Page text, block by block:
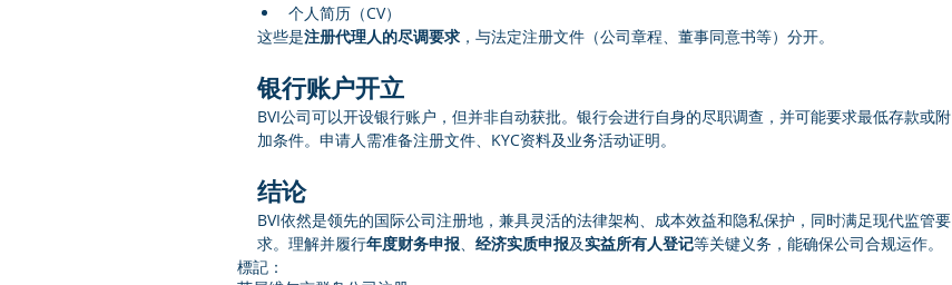
个人简历（CV）
这些是注册代理人的尽调要求 ，与法定注册文件（公司章程、董事同意书等）分开。
银行账户开立
BVI公司可以开设银行账户，但并非自动获批。银行会进行自身的尽职调查，并可能要求最低存款或附
加条件。申请人需准备注册文件、KYC资料及业务活动证明。
结论
BVI依然是领先的国际公司注册地，兼具灵活的法律架构、成本效益和隐私保护，同时满足现代监管要
求。理解并履行年度财务申报、 经济实质申报及实益所有人登记等关键义务，能确保公司合规运作。
標記：